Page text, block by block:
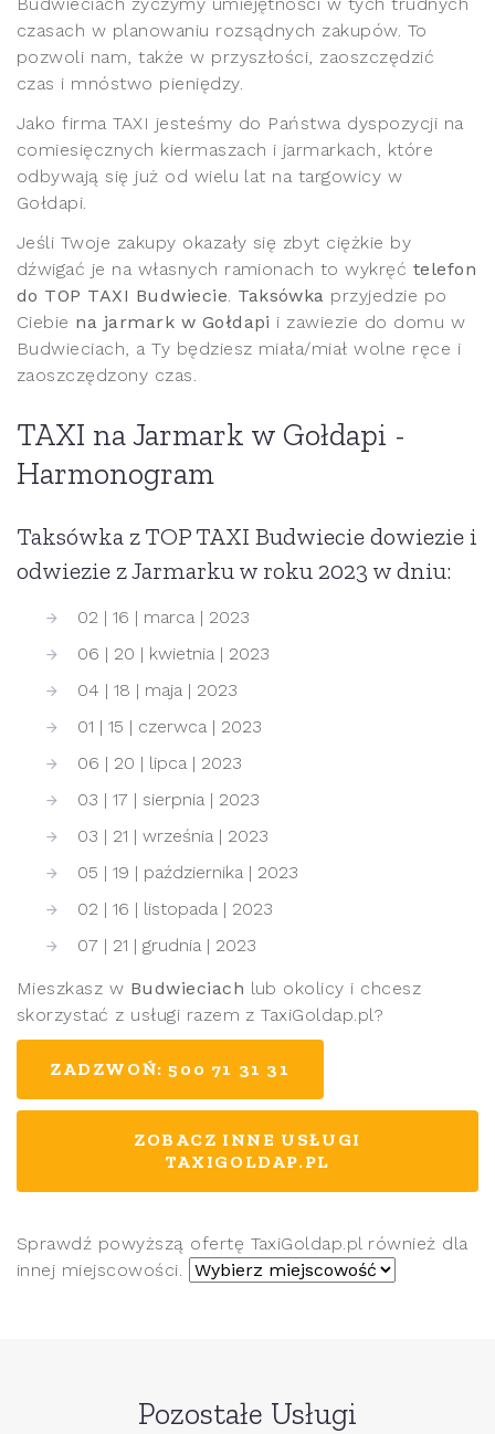
Budwieciach życzymy umiejętności w tych trudnych
czasach w planowaniu rozsądnych zakupów. To
pozwoli nam, także w przyszłości, zaoszczędzić
czas i mnóstwo pieniędzy.
Jako firma TAXI jesteśmy do Państwa dyspozycji na
comiesięcznych kiermaszach i jarmarkach, które
odbywają się już od wielu lat na targowicy w
Gołdapi.
Jeśli Twoje zakupy okazały się zbyt ciężkie by
dźwigać je na własnych ramionach to wykręć telefon
do TOP TAXI Budwiecie. Taksówka przyjedzie po
Ciebie na jarmark w Gołdapi i zawiezie do domu w
Budwieciach, a Ty będziesz miała/miał wolne ręce i
zaoszczędzony czas.
TAXI na Jarmark w Gołdapi -
Harmonogram
Taksówka z TOP TAXI Budwiecie dowiezie i
odwiezie z Jarmarku w roku 2023 w dniu:
02 | 16 | marca | 2023
06 | 20 | kwietnia | 2023
04 | 18 | maja | 2023
01 | 15 | czerwca | 2023
06 | 20 | lipca | 2023
03 | 17 | sierpnia | 2023
03 | 21 | września | 2023
05 | 19 | października | 2023
02 | 16 | listopada | 2023
07 | 21 | grudnia | 2023
Mieszkasz w Budwieciach lub okolicy i chcesz
skorzystać z usługi razem z TaxiGoldap.pl?
ZADZWOŃ: 500 71 31 31
ZOBACZ INNE USŁUGI
TAXIGOLDAP.PL
Sprawdź powyższą ofertę TaxiGoldap.pl również dla
innej miejscowości.
Pozostałe Usługi